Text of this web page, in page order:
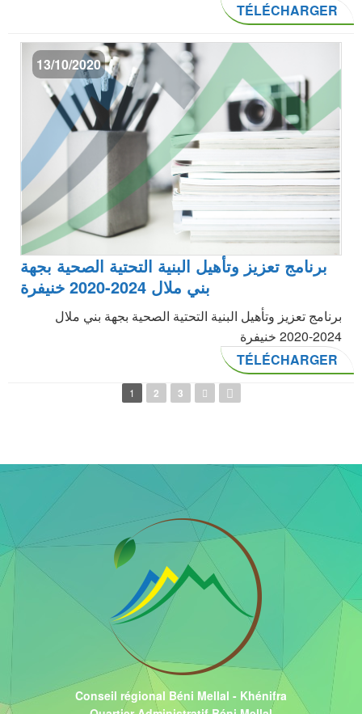
TÉLÉCHARGER
13/10/2020
برنامج تعزيز وتأهيل البنية التحتية الصحية بجهة
بني ملال 2024-2020 خنيفرة
برنامج تعزيز وتأهيل البنية التحتية الصحية بجهة بني ملال
2024-2020 خنيفرة
TÉLÉCHARGER
1 2 3
Conseil régional Béni Mellal - Khénifra